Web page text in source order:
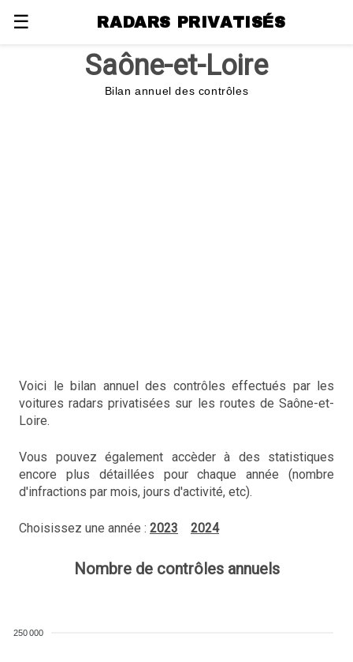
☰ RADARS PRIVATISÉS
Saône-et-Loire
Bilan annuel des contrôles
Voici le bilan annuel des contrôles effectués par les
voitures radars privatisées sur les routes de Saône-et-
Loire.
Vous pouvez également accèder à des statistiques
encore plus détaillées pour chaque année (nombre
d'infractions par mois, jours d'activité, etc).
Choisissez une année : 2023 2024
Nombre de contrôles annuels
250 000